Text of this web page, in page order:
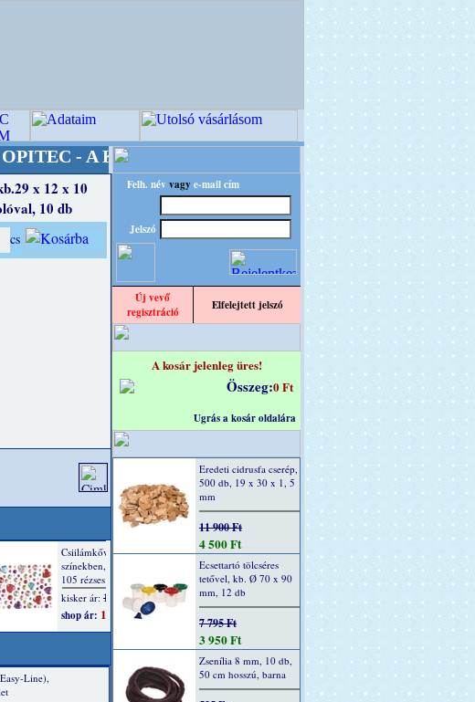
A Kreatív Világ Mestere! +++++++ Oldalunkat
x 12 x 10
10 db
cs
Line),
Felh. név vagy e-mail cím
Jelszó
Új vevő
regisztráció
Elfelejtett jelszó
A kosár jelenleg üres!
Összeg:0 Ft
Ugrás a kosár oldalára
Eredeti cidrusfa cserép,
500 db, 19 x 30 x 1, 5
mm
11 900 Ft
4 500 Ft
Ecsettartó tölcséres
tetővel, kb. Ø 70 x 90
mm, 12 db
7 795 Ft
3 950 Ft
Zsenília 8 mm, 10 db,
50 cm hosszú, barna